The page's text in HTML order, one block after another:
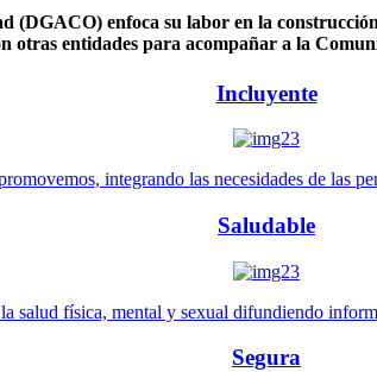
(DGACO) enfoca su labor en la
otras entidades para acompañar a la
Incluyente
integrando las necesidades de las
Saludable
salud física, mental y sexual difundiendo
Segura